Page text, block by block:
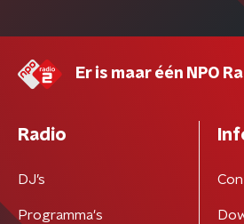
Er is maar één NPO
Radio
DJ’s
Programma's